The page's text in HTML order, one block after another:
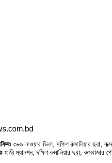
৩৮৯ নাওয়ার ভিলা, দক্ষিণ রুমালিয়ার ছরা,
হাজী ম্যানশন, দক্ষিণ রুমালিয়ার ছরা, কক্সবাজার